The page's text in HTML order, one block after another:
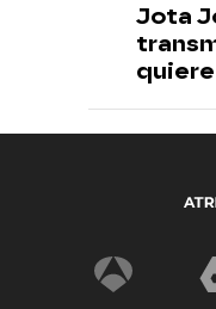
Jota
quiere